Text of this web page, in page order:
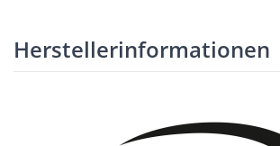
Herstellerinformationen